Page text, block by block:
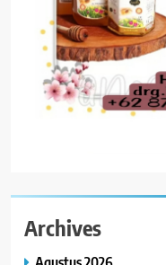
Archives